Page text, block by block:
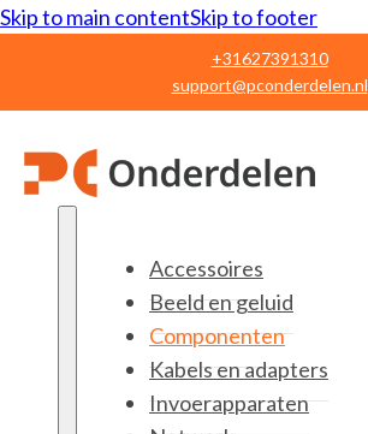
Skip to main contentSkip to footer
+31627391310
support@pconderdelen.nl
Accessoires
Beeld en geluid
Componenten
Kabels en adapters
Invoerapparaten